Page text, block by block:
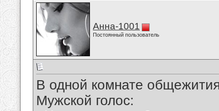
Анна-1001
Постоянный пользователь
В одной комнате
Мужской голос: